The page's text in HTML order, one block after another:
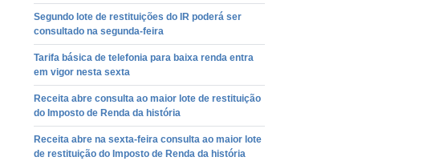
Segundo lote de restituições do IR poderá ser
consultado na segunda-feira
Tarifa básica de telefonia para baixa renda entra
em vigor nesta sexta
Receita abre consulta ao maior lote de restituição
do Imposto de Renda da história
Receita abre na sexta-feira consulta ao maior lote
de restituição do Imposto de Renda da história